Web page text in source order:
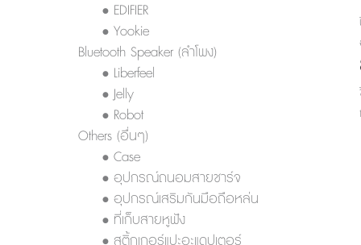
• EDIFIER
• Yookie
Bluetooth Speaker (ลำโพง)
• Liberfeel
• Jelly
• Robot
Others (อื่นๆ)
• Case
• อุปกรณ์ถนอมสายชาร์จ
• อุปกรณ์เสริมกันมือถือหล่น
• ที่เก็บสายหูฟัง
• สติ้กเกอร์แปะอะแดปเตอร์